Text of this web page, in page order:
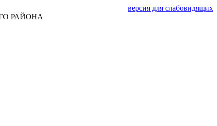
версия для слабовидящих
РАЙОНА